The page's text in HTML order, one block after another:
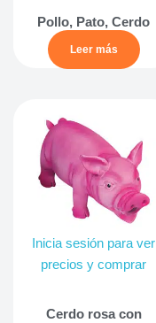
Pollo, Pato, Cerdo
Leer más
Inicia sesión para ver
precios y comprar
Cerdo rosa con